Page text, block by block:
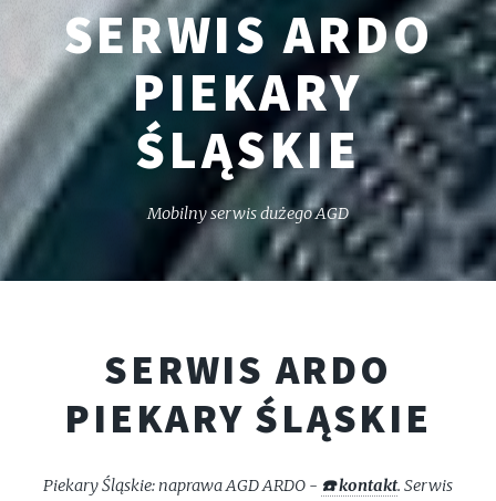
SERWIS ARDO
PIEKARY
ŚLĄSKIE
Mobilny serwis dużego AGD
SERWIS ARDO
PIEKARY ŚLĄSKIE
Piekary Śląskie: naprawa AGD ARDO - ☎️ kontakt. Serwis